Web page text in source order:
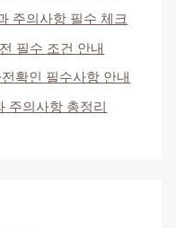
주의사항 필수 체크
필수 조건 안내
확인 필수사항 안내
주의사항 총정리